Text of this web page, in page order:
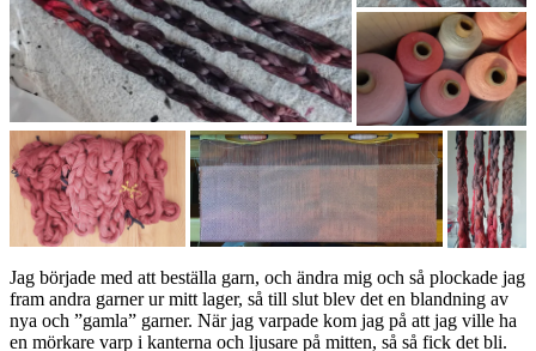
Jag började med att beställa garn, och ändra mig och så plockade jag
fram andra garner ur mitt lager, så till slut blev det en blandning av
nya och ”gamla” garner. När jag varpade kom jag på att jag ville ha
en mörkare varp i kanterna och ljusare på mitten, så så fick det bli.